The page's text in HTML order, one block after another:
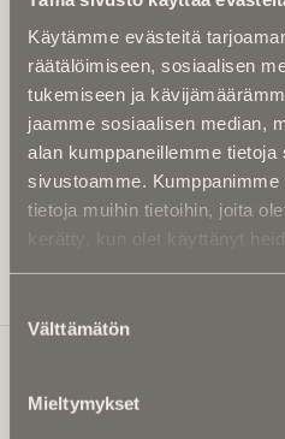
Käytämme evästeitä
räätälöimiseen, sosiaalisen
tukemiseen ja
jaamme sosiaalisen median,
alan kumppaneillemme
sivustoamme.
tietoja muihin tietoihin, joita
kerätty, kun olet käyttänyt
valinta
Välttämätön
Mieltymykset
Kirjoita alle
kuukaudessa Ikuisuusmedian
etteivät kiinnostavat artikkelit
Uutiskirje on maksuton eikä se
Kirjoita tähän
Ikuisuusmedia